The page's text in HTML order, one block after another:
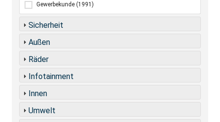
Gewerbekunde (1991)
Sicherheit
Außen
Räder
Infotainment
Innen
Umwelt